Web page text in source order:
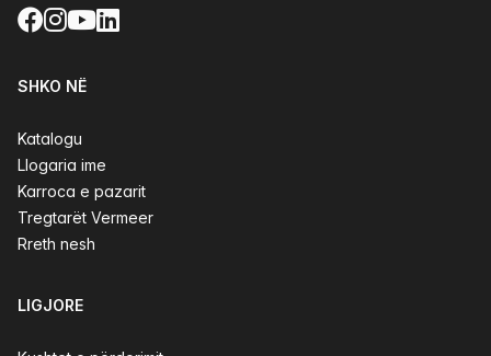
Facebook
Instagram
YouTube
LinkedIn
SHKO NË
Katalogu
Llogaria ime
Karroca e pazarit
Tregtarët Vermeer
Rreth nesh
LIGJORE